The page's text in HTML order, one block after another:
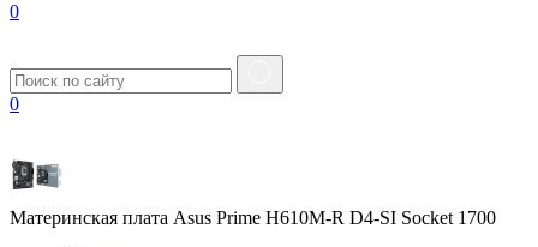
0
0
Материнская плата Asus Prime H610M-R D4-SI Socket 1700